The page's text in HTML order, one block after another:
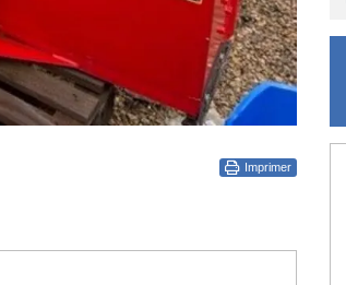
Imprimer